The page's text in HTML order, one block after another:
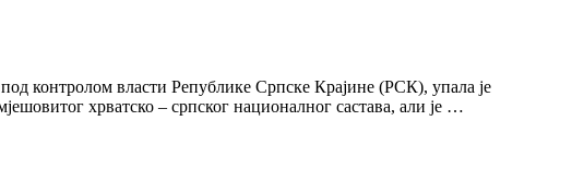
контролом власти Републике Српске Крајине (РСК), упала је
хрватско – српског националног састава, али је …